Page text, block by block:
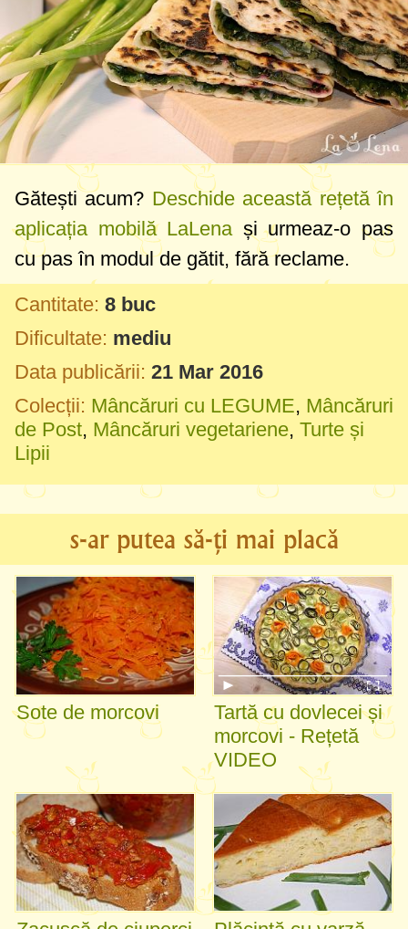
Gătești acum? Deschide această rețetă în
aplicația mobilă LaLena și urmeaz-o pas
cu pas în modul de gătit, fără reclame.
Cantitate: 8 buc
Dificultate: mediu
Data publicării: 21 Mar 2016
Colecții: Mâncăruri cu LEGUME, Mâncăruri
de Post, Mâncăruri vegetariene, Turte și
Lipii
s-ar putea să-ți mai placă
Sote de morcovi
Tartă cu dovlecei și
morcovi - Rețetă
VIDEO